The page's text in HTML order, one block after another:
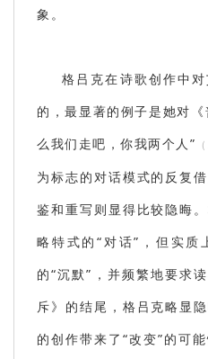
象。
格吕克在诗歌创作中
的，最显著的例子是她对
么我们走吧，你我两个人” （
为标志的对话模式的反复
鉴和重写则显得比较隐晦
略特式的“对话”，但实质
的“沉默”，并频繁地要求
斥》的结尾，格吕克略显
的创作带来了“改变”的可